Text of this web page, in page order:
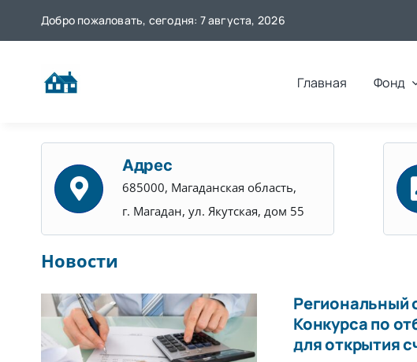
Добро пожаловать, сегодня: 7 августа, 2026
Главная Фонд
Адрес
685000, Магаданская область,
г. Магадан, ул. Якутская, дом 55
Новости
Региональный
Конкурса по
для открытия